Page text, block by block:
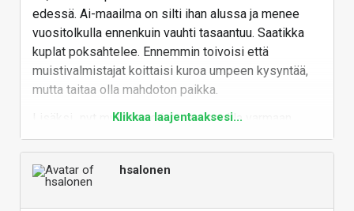
edessä. Ai-maailma on silti ihan alussa ja menee
vuositolkulla ennenkuin vauhti tasaantuu. Saatikka
kuplat poksahtelee. Ennemmin toivoisi että
muistivalmistajat koittaisi kuroa umpeen kysyntää,
mutta taitaa olla mahdoton paikka.
Lisäksi...nyt mustan perjantain tienoilla varmaan
viimeisiä hetkiä saada Gpu-tarjouksia, näyttiksillä
voipi olla ensi vuoden alkupuolella jo krypto-buumin
aikaista saatavuusongelmaa. Plus hinnat tulee
Klikkaa laajentaaksesi...
hsalonen